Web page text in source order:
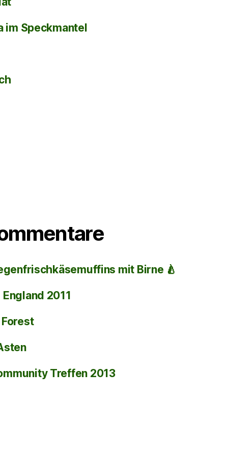
im Speckmantel
mit Birne 🍐
England 2011
Treffen 2013